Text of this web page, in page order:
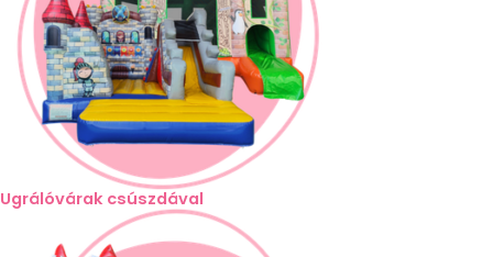
Ugrálóvárak csúszdával